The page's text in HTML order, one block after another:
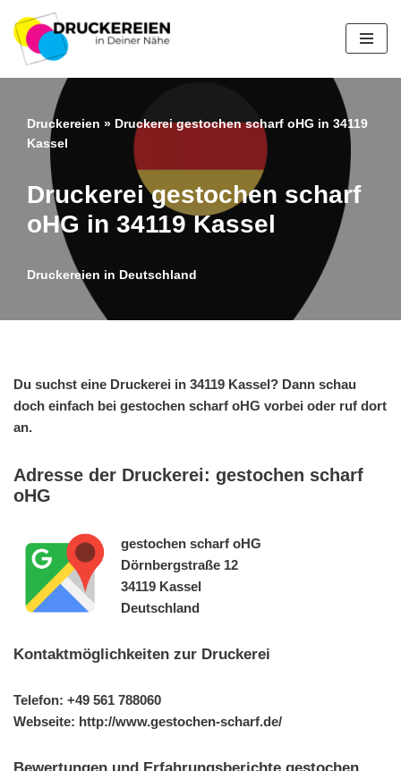
Zum
Inhalt
springen
Druckereien » Druckerei gestochen scharf oHG in 34119
Kassel
Druckerei gestochen scharf
oHG in 34119 Kassel
Druckereien in Deutschland
Du suchst eine Druckerei in 34119 Kassel? Dann schau
doch einfach bei gestochen scharf oHG vorbei oder ruf dort
an.
Adresse der Druckerei: gestochen scharf
oHG
gestochen scharf oHG
Dörnbergstraße 12
34119 Kassel
Deutschland
Kontaktmöglichkeiten zur Druckerei
Telefon: +49 561 788060
Webseite: http://www.gestochen-scharf.de/
Bewertungen und Erfahrungsberichte gestochen